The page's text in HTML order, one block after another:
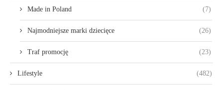
Made in Poland (7)
Najmodniejsze marki dziecięce (26)
Traf promocję (23)
Lifestyle (482)